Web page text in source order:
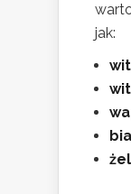
jak: